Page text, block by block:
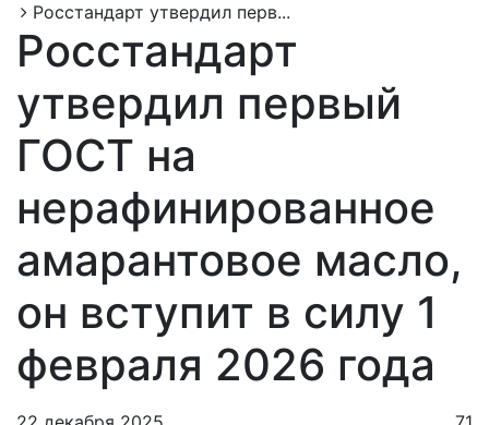
Росстандарт утвердил перв...
Росстандарт
утвердил первый
ГОСТ на
нерафинированное
амарантовое масло,
он вступит в силу 1
февраля 2026 года